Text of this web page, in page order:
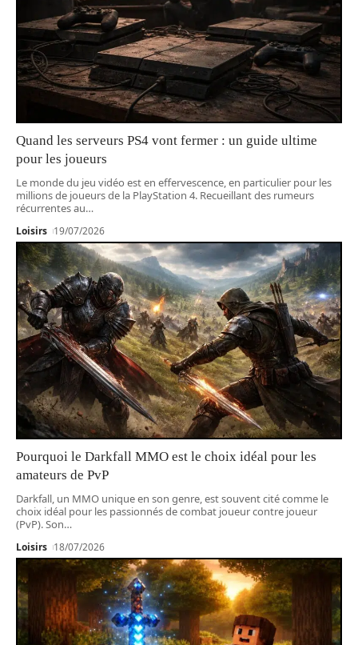
Quand les serveurs PS4 vont fermer : un guide ultime
pour les joueurs
Le monde du jeu vidéo est en effervescence, en particulier pour les
millions de joueurs de la PlayStation 4. Recueillant des rumeurs
récurrentes au…
Loisirs 19/07/2026
Pourquoi le Darkfall MMO est le choix idéal pour les
amateurs de PvP
Darkfall, un MMO unique en son genre, est souvent cité comme le
choix idéal pour les passionnés de combat joueur contre joueur
(PvP). Son…
Loisirs 18/07/2026